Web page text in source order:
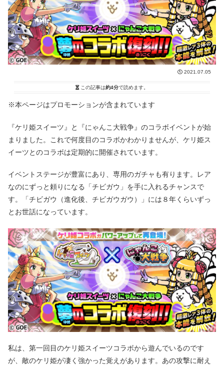
2021.07.05
この記事は約4分で読めます。
※本ページはプロモーションが含まれています
『ケリ姫スイーツ』と『にゃんこ大戦争』のコラボイベントが始
まりました。これで何度目のコラボかわかりませんが、ケリ姫ス
イーツとのコラボは定期的に開催されています。
イベントステージが豊富にあり、専用のガチャも有ります。レア
なのにずっと頼りになる「チビガウ」を手に入れるチャンスで
す。「チビガウ（進化後、チビガウガウ）」には８年くらいずっ
とお世話になっています。
私は、第一回目のケリ姫スイーツコラボから遊んでいるのです
が、敵のケリ姫が凄く強かった覚えがあります。あの攻撃に耐え